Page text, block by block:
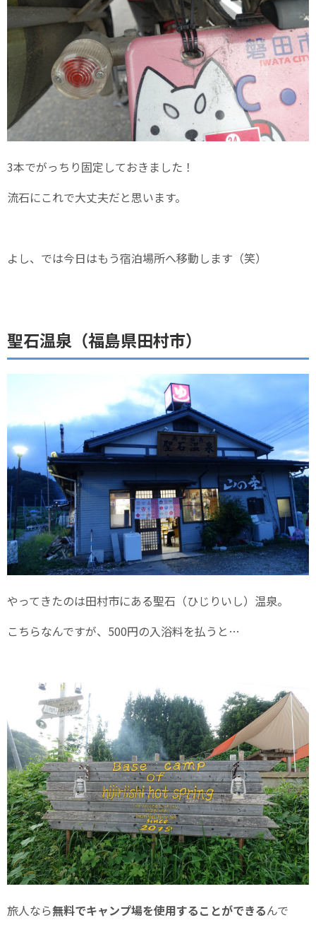
3本でがっちり固定しておきました！
流石にこれで大丈夫だと思います。
よし、では今日はもう宿泊場所へ移動します（笑）
聖石温泉（福島県田村市）
やってきたのは田村市にある聖石（ひじりいし）温泉。
こちらなんですが、500円の入浴料を払うと…
旅人なら無料でキャンプ場を使用することができるんで